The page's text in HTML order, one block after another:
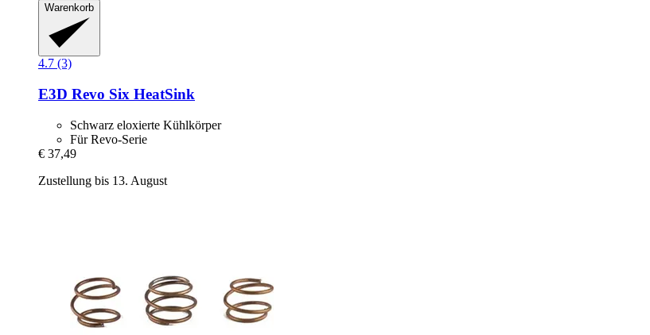
Warenkorb
4.7 (3)
E3D Revo Six HeatSink
Schwarz eloxierte Kühlkörper
Für Revo-Serie
€ 37,49
Zustellung bis 13. August